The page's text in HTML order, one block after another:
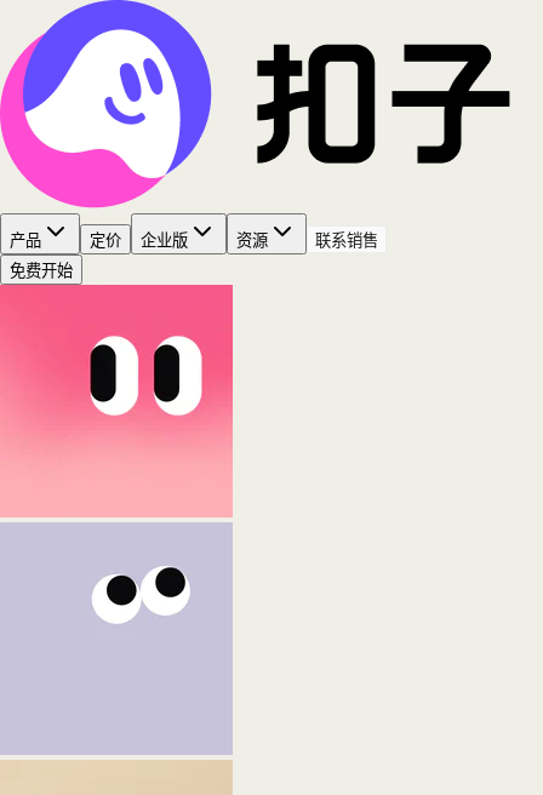
产品 定价 企业版 资源
联系销售
免费开始